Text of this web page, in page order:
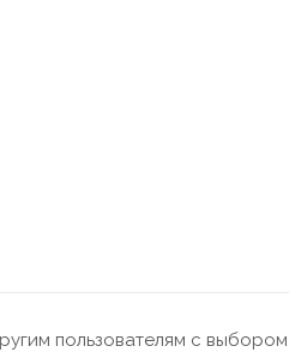
пользователям с